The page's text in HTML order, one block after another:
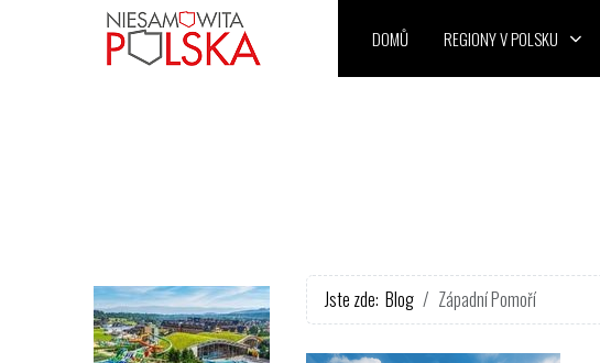
DOMŮ REGIONY V POLSKU
Jste zde: Blog Západní Pomoří